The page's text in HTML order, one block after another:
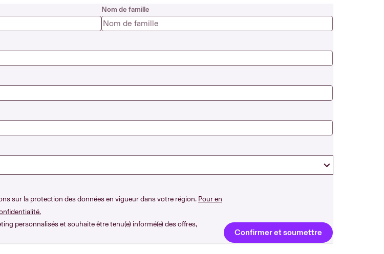
Nom de famille
sur la protection des données en vigueur dans votre région. Pour en
personnalisés et souhaite être tenu(e) informé(e) des offres,
Confirmer et soumettre